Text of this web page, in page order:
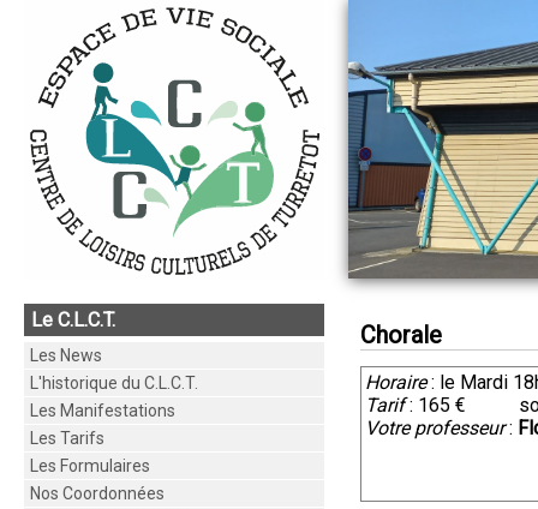
Le C.L.C.T.
Les News
L'historique du C.L.C.T.
Les Manifestations
Les Tarifs
Les Formulaires
Nos Coordonnées
Chorale
Horaire: le Mardi
Tarif: 165 € soit
Votre professeur: